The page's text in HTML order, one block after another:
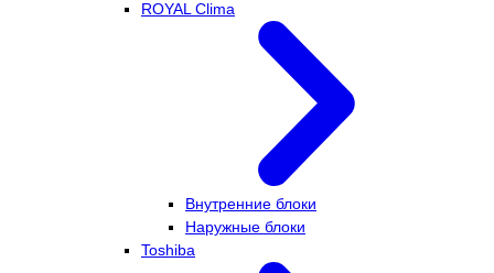
ROYAL Clima
Внутренние блоки
Наружные блоки
Toshiba